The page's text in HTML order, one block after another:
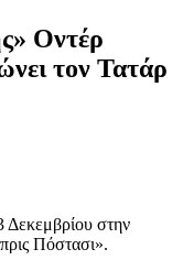
Οντέρ
τον Τατάρ
Δεκεμβρίου στην
Πόστασι».